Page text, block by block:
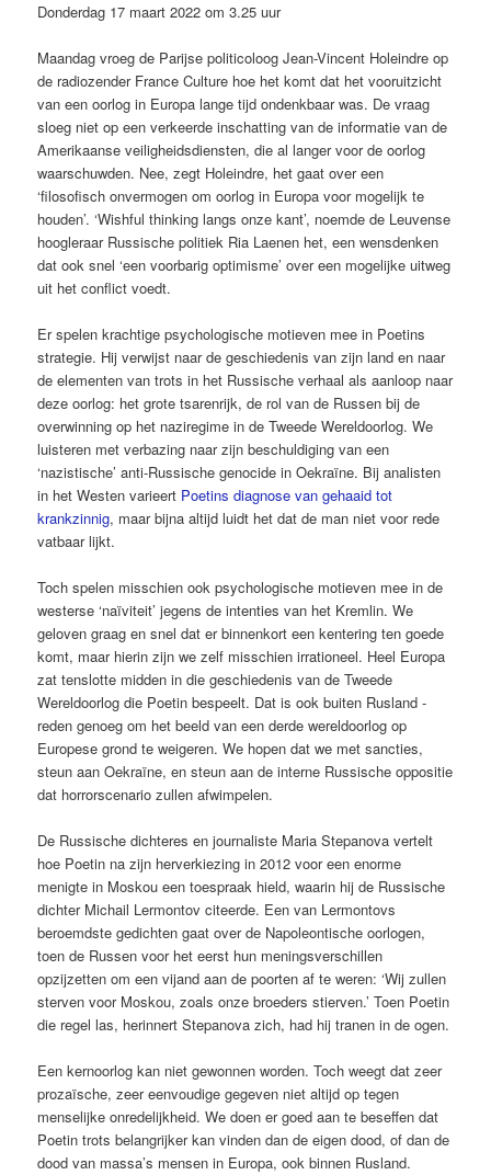
Donderdag 17 maart 2022 om 3.25 uur
Maandag vroeg de Parijse politicoloog Jean-Vincent Holeindre op
de radiozender France Culture hoe het komt dat het vooruitzicht
van een oorlog in Europa lange tijd ondenkbaar was. De vraag
sloeg niet op een verkeerde inschatting van de informatie van de
Amerikaanse veiligheidsdiensten, die al langer voor de oorlog
waarschuwden. Nee, zegt Holeindre, het gaat over een
‘filosofisch onvermogen om oorlog in Europa voor mogelijk te
houden’. ‘Wishful thinking langs onze kant’, noemde de Leuvense
hoogleraar Russische politiek Ria Laenen het, een wensdenken
dat ook snel ‘een voorbarig optimisme’ over een mogelijke uitweg
uit het conflict voedt.
Er spelen krachtige psycholo­gische motieven mee in Poetins
strategie. Hij verwijst naar de ­geschiedenis van zijn land en naar
de elementen van trots in het Russische verhaal als aanloop naar
deze oorlog: het grote tsarenrijk, de rol van de Russen bij de
overwinning op het naziregime in de Tweede ­Wereldoorlog. We
luisteren met verbazing naar zijn beschuldiging van een
‘nazistische’ anti-Russische ­genocide in Oekraïne. Bij analisten
in het Westen varieert Poetins diagnosevan gehaaidtot
krankzinnig, maar bijna altijd luidt het dat de man niet voor rede
vatbaar lijkt.
Toch spelen misschien ook psychologische motieven mee in de
westerse ‘naïviteit’ jegens de intenties van het Kremlin. We
geloven graag en snel dat er binnenkort een kentering ten goede
komt, maar hierin zijn we zelf misschien irrationeel. Heel Europa
zat tenslotte midden in die geschiedenis van de Tweede
Wereldoorlog die Poetin ­bespeelt. Dat is ook buiten Rusland ­
reden genoeg om het beeld van een derde wereldoorlog op
Europese grond te weigeren. We hopen dat we met sancties,
steun aan Oekraïne, en steun aan de interne Russische oppositie
dat horrorscenario zullen afwimpelen.
De Russische dichteres en journaliste Maria Stepanova vertelt
hoe Poetin na zijn herverkiezing in 2012 voor een enorme
menigte in Moskou een toespraak hield, waarin hij de Russische
dichter Michail ­Lermontov citeerde. Een van ­Lermontovs
beroemdste gedichten gaat over de Napoleontische oorlogen,
toen de Russen voor het eerst hun meningsverschillen
opzijzetten om een vijand aan de poorten af te weren: ‘Wij zullen
sterven voor Moskou, zoals onze broeders stierven.’ Toen Poetin
die regel las, herinnert Stepanova zich, had hij tranen in de ogen.
Een kernoorlog kan niet gewonnen worden. Toch weegt dat zeer
prozaïsche, zeer eenvoudige gegeven niet altijd op tegen
menselijke onredelijkheid. We doen er goed aan te beseffen dat
Poetin trots ­belangrijker kan vinden dan de ­eigen dood, of dan de
dood van massa’s mensen in Europa, ook ­binnen Rusland.